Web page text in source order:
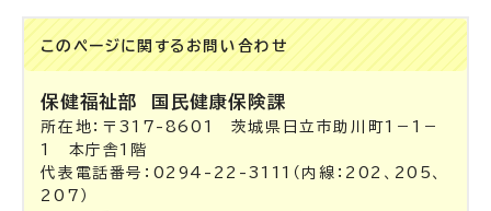
このページに関する お問い合わせ
保健福祉部 国民健康保険課
所在地：〒317-8601 茨城県日立市助川町1－1－
1 本庁舎1階
代表電話番号：0294-22-3111（内線：202、205、
207）